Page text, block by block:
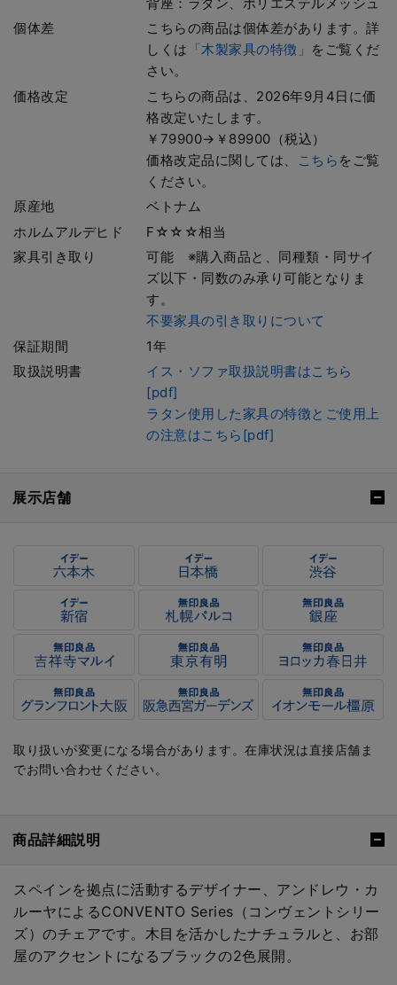
個体差
こちらの商品は個体差があります。詳
しくは 「木製家具の特徴」 をご覧くだ
さい。
価格改定
こちらの商品は、2026年9月4日に価
格改定いたします。
￥79900→￥89900（税込）
価格改定品に関しては、
こちら をご覧
ください。
原産地
ベトナム
ホルムアルデヒド
F☆☆☆相当
家具引き取り
可能 ※購入商品と、同種類・同サイ
ズ以下・同数のみ承り可能となりま
す。
不要家具の引き取りについて
保証期間
1年
取扱説明書
イス・ソファ取扱説明書はこちら
[pdf]
ラタン使用した家具の特徴とご使用上
の注意はこちら[pdf]
展示店舗
取り扱いが変更になる場合があります。在庫状況は直接店舗ま
でお問い合わせください。
商品詳細説明
スペインを拠点に活動するデザイナー、アンドレウ・カ
ルーヤによるCONVENTO Series（コンヴェントシリー
ズ）のチェアです。木目を活かしたナチュラルと、お部
屋のアクセントになるブラックの2色展開。